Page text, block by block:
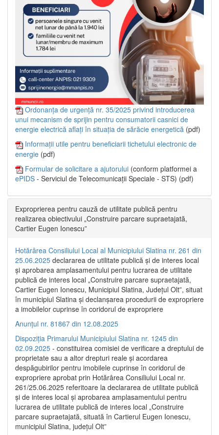
Ordonanța de urgență nr. 35/2025 privind introducerea
unui mecanism de sprijin pentru consumatorii casnici de
energie electrică aflați în situația de sărăcie energetică (pdf)
Informații utile pentru beneficiarii tichetului electronic de
energie (pdf)
Formular de solicitare a ajutorului (conform platformei a
ePIDS - Serviciul de Telecomunicații Speciale - STS) (pdf)
Exproprierea pentru cauză de utilitate publică pentru
realizarea obiectivului „Construire parcare supraetajată,
Cartier Eugen Ionescu”
Hotărârea Consiliului Local al Municipiului Slatina nr. 261 din
25.06.2025 declararea de utilitate publică și de interes local
și aprobarea amplasamentului pentru lucrarea de utilitate
publică de interes local „Construire parcare supraetajată,
Cartier Eugen Ionescu, Municipiul Slatina, Județul Olt”, situat
în municipiul Slatina și declanșarea procedurii de expropriere
a imobilelor cuprinse în coridorul de expropriere
Anunțul nr. 81867 din 12.08.2025
Dispoziția Primarului Municipiului Slatina nr. 1245 din
02.09.2025 - constituirea comisiei de verificare a dreptului de
proprietate sau a altor drepturi reale și acordarea
despăgubirilor pentru imobilele cuprinse în coridorul de
expropriere aprobat prin Hotărârea Consiliului Local nr.
261/25.06.2025 referitoare la declararea de utilitate publică
și de interes local și aprobarea amplasamentului pentru
lucrarea de utilitate publică de interes local „Construire
parcare supraetajată, situată în Cartierul Eugen Ionescu,
municipiul Slatina, județul Olt”